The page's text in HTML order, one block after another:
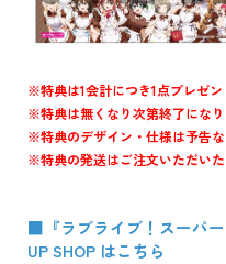
※特典は1会計につき1点プレゼン
※特典は無くなり次第終了になり
※特典のデザイン・仕様は予告
※特典の発送はご注文いただい
■『ラブライブ！スーパ
UP SHOP はこちら